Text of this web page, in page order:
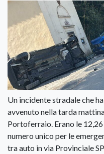
Un incidente stradale che
avvenuto nella tarda
Portoferraio. Erano le
numero unico per le
tra auto in via Provinciale